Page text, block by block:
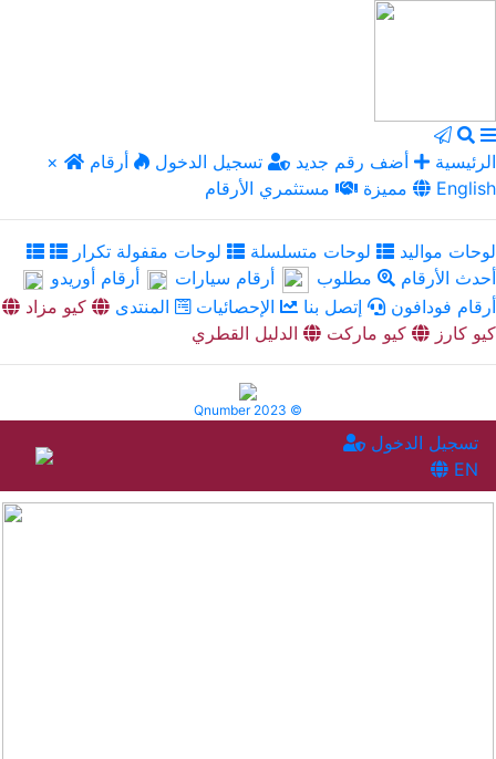
× الرئيسية أضف رقم جديد تسجيل الدخول
أرقام
مميزة
مستثمري الأرقام English
لوحات مواليد لوحات متسلسلة
لوحات مقفولة تكرار
أحدث الأرقام
مطلوب أرقام سيارات
أرقام أوريدو
أرقام فودافون
إتصل بنا الإحصائيات المنتدى
كيو مزاد
كيو كارز
كيو ماركت الدليل القطري
Qnumber 2023 ©
تسجيل الدخول
EN